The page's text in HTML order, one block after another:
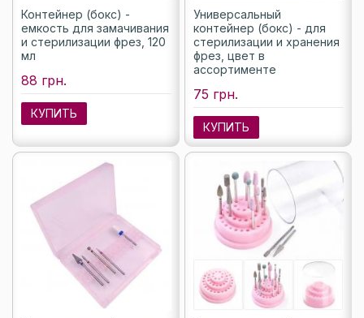
Контейнер (бокс) -
емкость для замачивания
и стерилизации фрез, 120
мл
88 грн.
КУПИТЬ
Универсальный
контейнер (бокс) - для
стерилизации и хранения
фрез, цвет в
ассортименте
75 грн.
КУПИТЬ